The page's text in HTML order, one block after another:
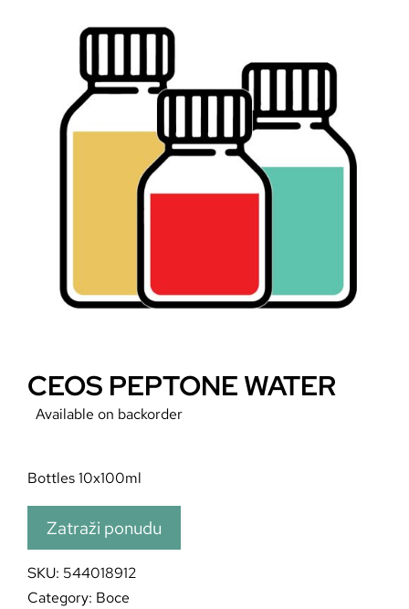
CEOS PEPTONE WATER
Available on backorder
Bottles 10x100ml
Zatraži ponudu
SKU: 544018912
Category: Boce